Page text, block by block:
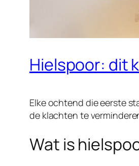
Hielspoor: dit
Elke ochtend die eerste
de klachten te
Wat is